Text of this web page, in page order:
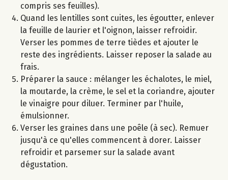
compris ses feuilles).
Quand les lentilles sont cuites, les égoutter, enlever
la feuille de laurier et l'oignon, laisser refroidir.
Verser les pommes de terre tièdes et ajouter le
reste des ingrédients. Laisser reposer la salade au
frais.
Préparer la sauce : mélanger les échalotes, le miel,
la moutarde, la crème, le sel et la coriandre, ajouter
le vinaigre pour diluer. Terminer par l'huile,
émulsionner.
Verser les graines dans une poêle (à sec). Remuer
jusqu'à ce qu'elles commencent à dorer. Laisser
refroidir et parsemer sur la salade avant
dégustation.